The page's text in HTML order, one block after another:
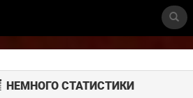
НЕМНОГО СТАТИСТИКИ